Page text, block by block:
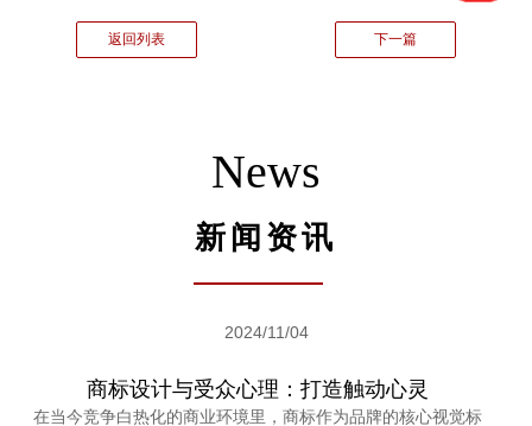
返回列表 下一篇
News
新闻资讯
2024/11/04
商标设计与受众心理：打造触动心灵
在当今竞争白热化的商业环境里，商标作为品牌的核心视觉标